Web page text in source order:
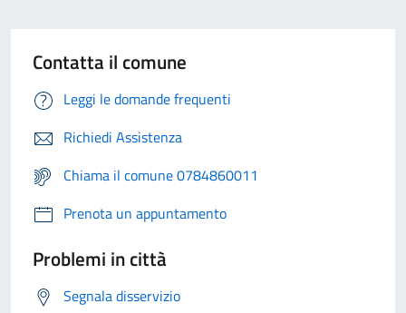
Contatta il comune
Leggi le domande frequenti
Richiedi Assistenza
Chiama il comune 0784860011
Prenota un appuntamento
Problemi in città
Segnala disservizio